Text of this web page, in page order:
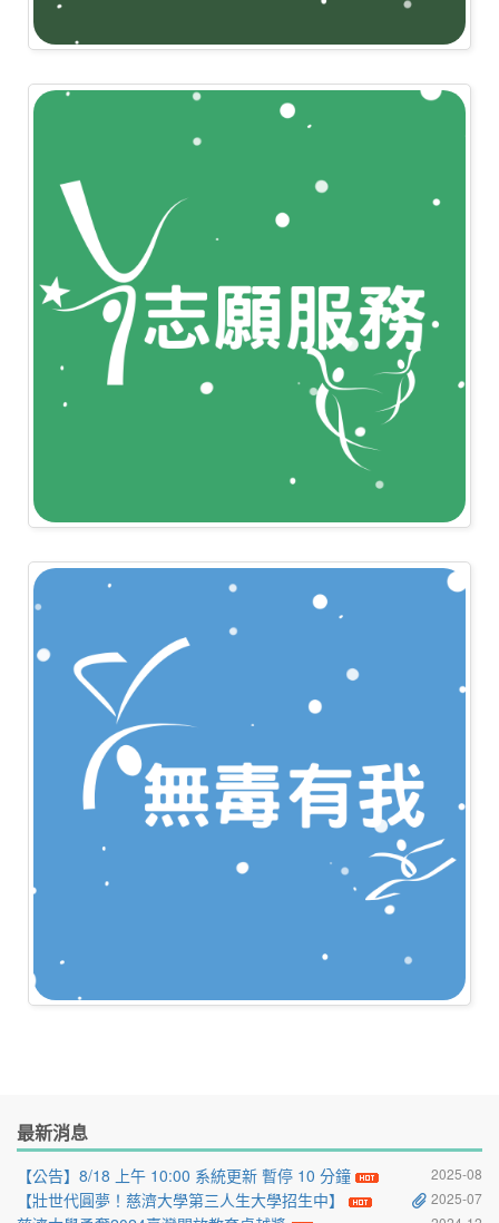
最新消息
2025-08
【公告】8/18 上午 10:00 系統更新 暫停 10 分鐘
2025-07
【壯世代圓夢！慈濟大學第三人生大學招生中】